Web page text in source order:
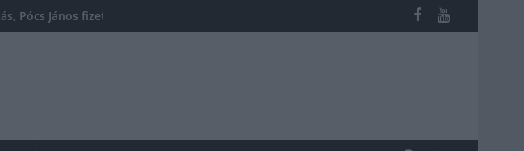
Pócs János fizetéslevonást kapott, más fideszesek még kevesebbet vittek haza